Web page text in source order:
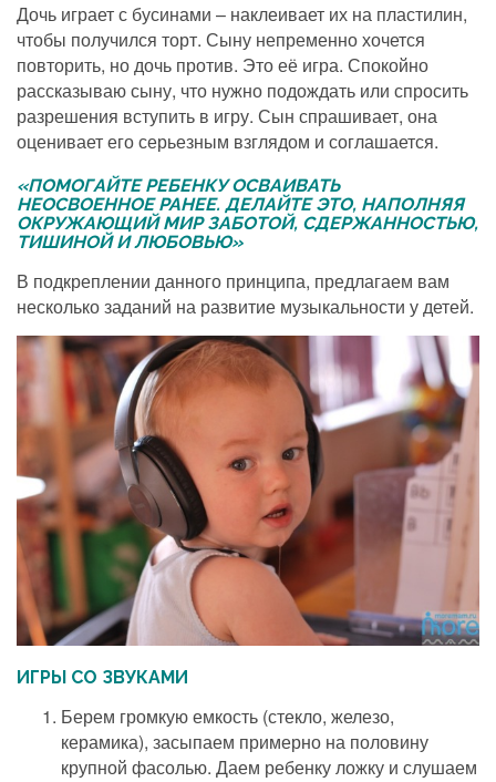
Дочь играет с бусинами – наклеивает их на пластилин,
чтобы получился торт. Сыну непременно хочется
повторить, но дочь против. Это её игра. Спокойно
рассказываю сыну, что нужно подождать или спросить
разрешения вступить в игру. Сын спрашивает, она
оценивает его серьезным взглядом и соглашается.
«ПОМОГАЙТЕ РЕБЕНКУ ОСВАИВАТЬ
НЕОСВОЕННОЕ РАНЕЕ. ДЕЛАЙТЕ ЭТО, НАПОЛНЯЯ
ОКРУЖАЮЩИЙ МИР ЗАБОТОЙ, СДЕРЖАННОСТЬЮ,
ТИШИНОЙ И ЛЮБОВЬЮ»
В подкреплении данного принципа, предлагаем вам
несколько заданий на развитие музыкальности у детей.
ИГРЫ СО ЗВУКАМИ
Берем громкую емкость (стекло, железо,
керамика), засыпаем примерно на половину
крупной фасолью. Даем ребенку ложку и слушаем